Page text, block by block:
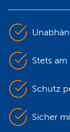
Stets
Schutz
Sicher